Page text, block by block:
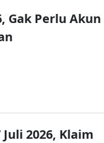
Gak Perlu Akun
2026, Klaim